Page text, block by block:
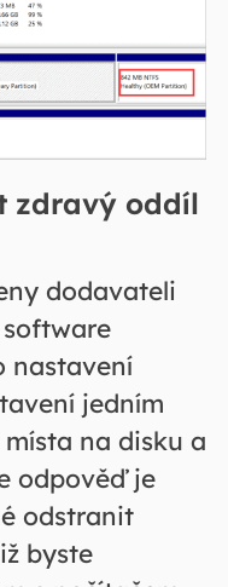
zdravý oddíl
dodavateli
nastavení
jedním
na disku a
odpověď je
odstranit
byste